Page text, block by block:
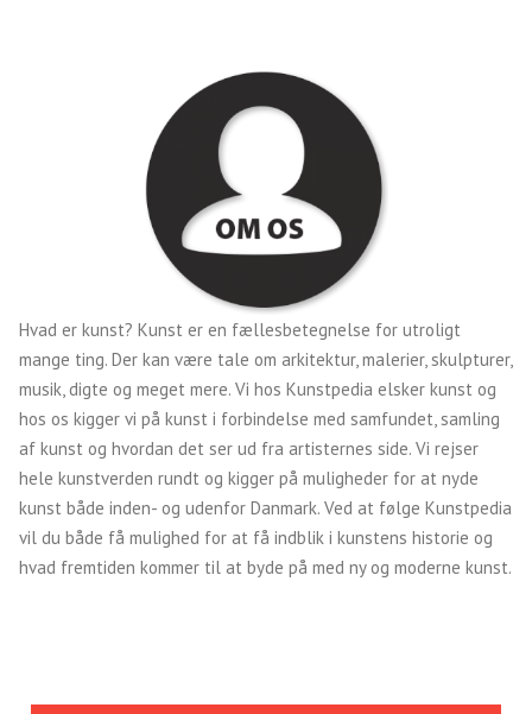
Hvad er kunst? Kunst er en fællesbetegnelse for utroligt
mange ting. Der kan være tale om arkitektur, malerier, skulpturer,
musik, digte og meget mere. Vi hos Kunstpedia elsker kunst og
hos os kigger vi på kunst i forbindelse med samfundet, samling
af kunst og hvordan det ser ud fra artisternes side. Vi rejser
hele kunstverden rundt og kigger på muligheder for at nyde
kunst både inden- og udenfor Danmark. Ved at følge Kunstpedia
vil du både få mulighed for at få indblik i kunstens historie og
hvad fremtiden kommer til at byde på med ny og moderne kunst.